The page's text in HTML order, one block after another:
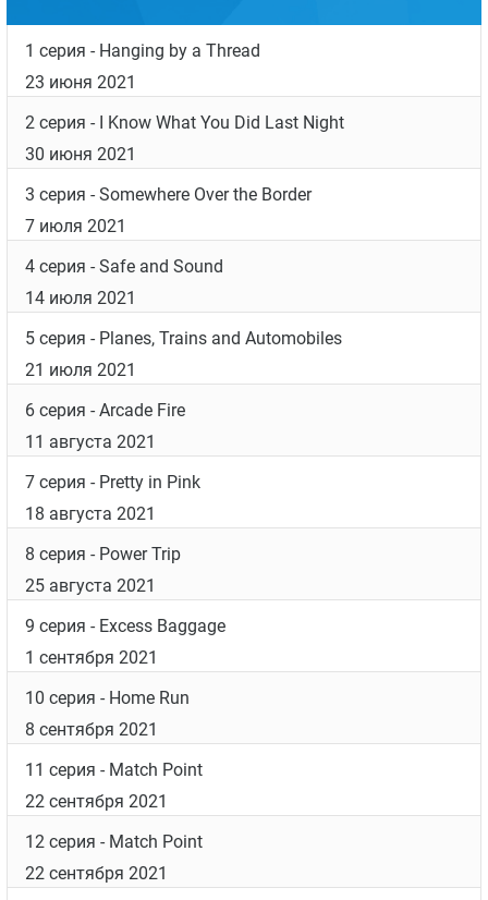
1 серия - Hanging by a Thread
23 июня 2021
2 серия - I Know What You Did Last Night
30 июня 2021
3 серия - Somewhere Over the Border
7 июля 2021
4 серия - Safe and Sound
14 июля 2021
5 серия - Planes, Trains and Automobiles
21 июля 2021
6 серия - Arcade Fire
11 августа 2021
7 серия - Pretty in Pink
18 августа 2021
8 серия - Power Trip
25 августа 2021
9 серия - Excess Baggage
1 сентября 2021
10 серия - Home Run
8 сентября 2021
11 серия - Match Point
22 сентября 2021
12 серия - Match Point
22 сентября 2021